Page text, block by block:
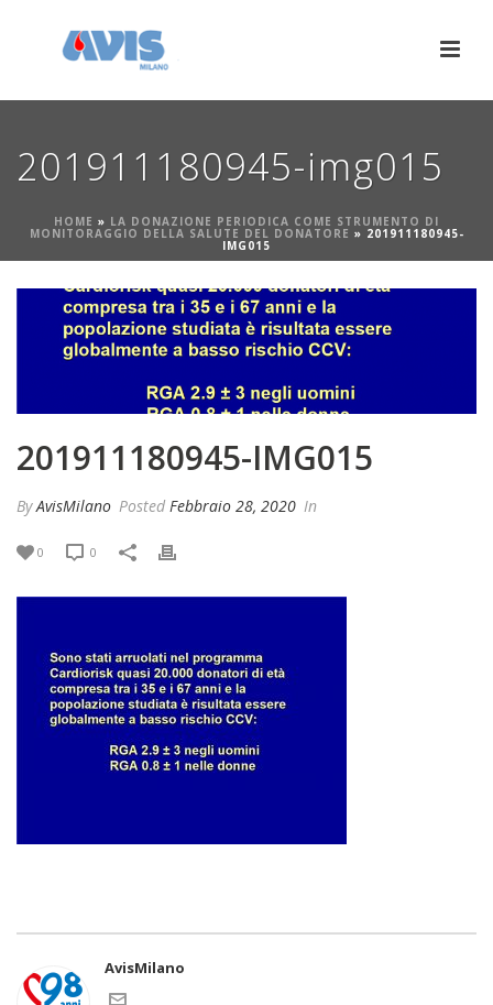
201911180945-img015
HOME » LA DONAZIONE PERIODICA COME STRUMENTO DI
MONITORAGGIO DELLA SALUTE DEL DONATORE » 201911180945-
IMG015
201911180945-IMG015
ByAvisMilano Posted Febbraio 28, 2020 In
0 0
AvisMilano